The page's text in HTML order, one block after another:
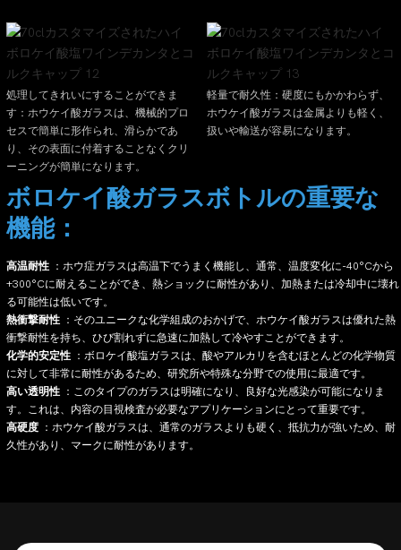
処理してきれいにすることができま
す：ホウケイ酸ガラスは、機械的プロ
セスで簡単に形作られ、滑らかであ
り、その表面に付着することなくクリ
ーニングが簡単になります。
軽量で耐久性：硬度にもかかわらず、
ホウケイ酸ガラスは金属よりも軽く、
扱いや輸送が容易になります。
ボロケイ酸ガラスボトルの重要な
機能：
高温耐性 ：ホウ症ガラスは高温下でうまく機能し、通常、温度変化に-40°Cから
+300°Cに耐えることができ、熱ショックに耐性があり、加熱または冷却中に壊れ
る可能性は低いです。
熱衝撃耐性 ：そのユニークな化学組成のおかげで、ホウケイ酸ガラスは優れた熱
衝撃耐性を持ち、ひび割れずに急速に加熱して冷やすことができます。
化学的安定性 ：ボロケイ酸塩ガラスは、酸やアルカリを含むほとんどの化学物質
に対して非常に耐性があるため、研究所や特殊な分野での使用に最適です。
高い透明性 ：このタイプのガラスは明確になり、良好な光感染が可能になりま
す。これは、内容の目視検査が必要なアプリケーションにとって重要です。
高硬度 ：ホウケイ酸ガラスは、通常のガラスよりも硬く、抵抗力が強いため、耐
久性があり、マークに耐性があります。